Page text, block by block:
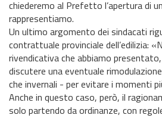
chiederemo al Prefetto l’apertura di
rappresentiamo.
Un ultimo argomento dei sindacati
contrattuale provinciale dell’edilizia:
rivendicativa che abbiamo
discutere una eventuale
che invernali - per evitare i momenti
Anche in questo caso, però, il
solo partendo da ordinanze, con